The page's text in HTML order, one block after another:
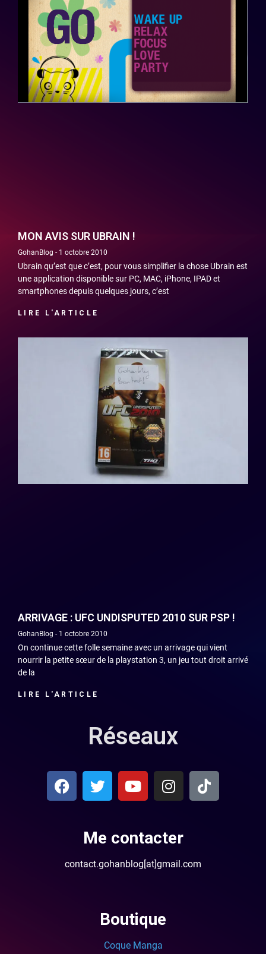
MON AVIS SUR UBRAIN !
GohanBlog 1 octobre 2010
Ubrain qu’est que c’est, pour vous simplifier la chose Ubrain est
une application disponible sur PC, MAC, iPhone, IPAD et
smartphones depuis quelques jours, c’est
LIRE L'ARTICLE
ARRIVAGE : UFC UNDISPUTED 2010 SUR PSP !
GohanBlog 1 octobre 2010
On continue cette folle semaine avec un arrivage qui vient
nourrir la petite sœur de la playstation 3, un jeu tout droit arrivé
de la
LIRE L'ARTICLE
Réseaux
Me contacter
contact.gohanblog[at]gmail.com
Boutique
Coque Manga